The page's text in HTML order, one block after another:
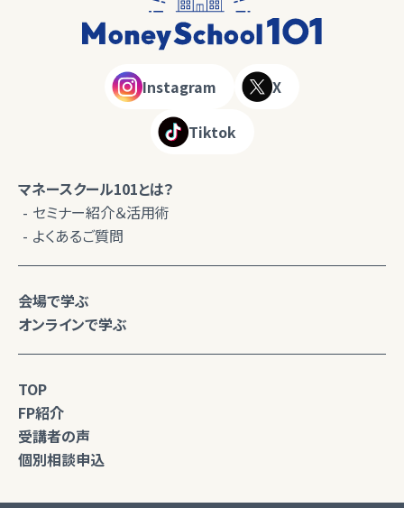
Instagram X
Tiktok
マネースクール101とは？
セミナー紹介＆活用術
よくあるご質問
会場で学ぶ
オンラインで学ぶ
TOP
FP紹介
受講者の声
個別相談申込